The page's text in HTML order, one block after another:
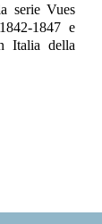
serie Vues
1847 e
Italia della